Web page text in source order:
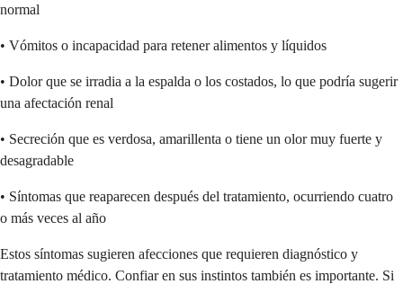
normal
• Vómitos o incapacidad para retener alimentos y líquidos
• Dolor que se irradia a la espalda o los costados, lo que podría sugerir
una afectación renal
• Secreción que es verdosa, amarillenta o tiene un olor muy fuerte y
desagradable
• Síntomas que reaparecen después del tratamiento, ocurriendo cuatro
o más veces al año
Estos síntomas sugieren afecciones que requieren diagnóstico y
tratamiento médico. Confiar en sus instintos también es importante. Si